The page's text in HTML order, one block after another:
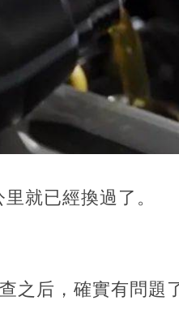
就已經換過了。
之后，確實有問題